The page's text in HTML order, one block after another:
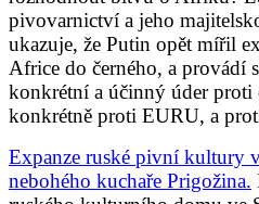
pivovarnictví a jeho
ukazuje, že Putin opět mířil
Africe do černého, a provádí
konkrétní a účinný úder
konkrétně proti EURU, a
Expanze ruské pivní kultury
nebohého kuchaře Prigožina.